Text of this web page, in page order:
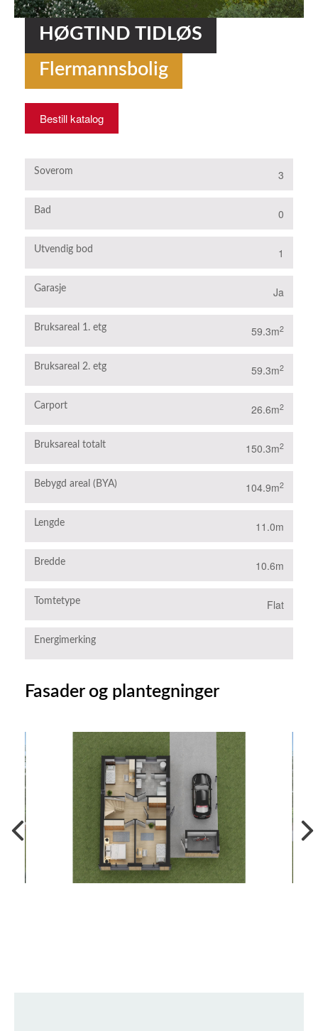
HØGTIND TIDLØS
Flermannsbolig
Bestill katalog
Soverom 3
Bad 0
Utvendig bod 1
Garasje Ja
Bruksareal 1. etg 59.3m2
Bruksareal 2. etg 59.3m2
Carport 26.6m2
Bruksareal totalt 150.3m2
Bebygd areal (BYA) 104.9m2
Lengde 11.0m
Bredde 10.6m
Tomtetype Flat
Energimerking
Fasader og plantegninger